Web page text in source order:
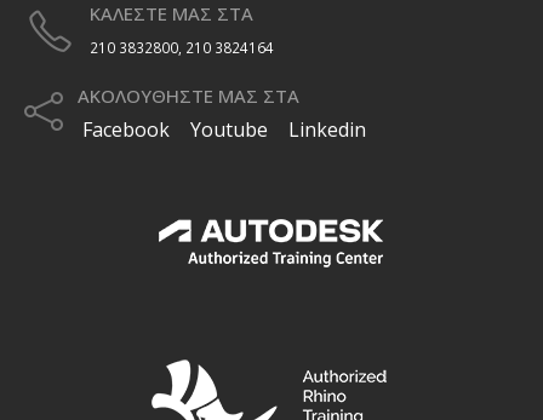
ΚΑΛΕΣΤΕ ΜΑΣ ΣΤΑ
210 3832800, 210 3824164
ΑΚΟΛΟΥΘΗΣΤΕ ΜΑΣ ΣΤΑ
Facebook Youtube Linkedin